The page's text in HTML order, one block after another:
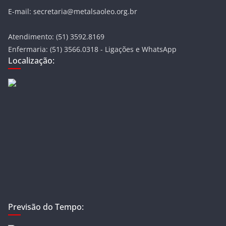
E-mail: secretaria@metalsaoleo.org.br
Atendimento: (51) 3592.8169
Enfermaria: (51) 3566.0318 - Ligações e WhatsApp
Localização:
Previsão do Tempo: